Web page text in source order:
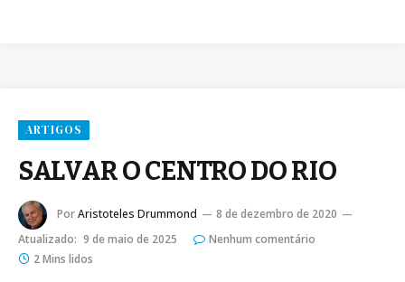
ARTIGOS
SALVAR O CENTRO DO RIO
PorAristoteles Drummond
8 de dezembro de 2020
Atualizado: 9 de maio de 2025
Nenhum comentário
2 Mins lidos